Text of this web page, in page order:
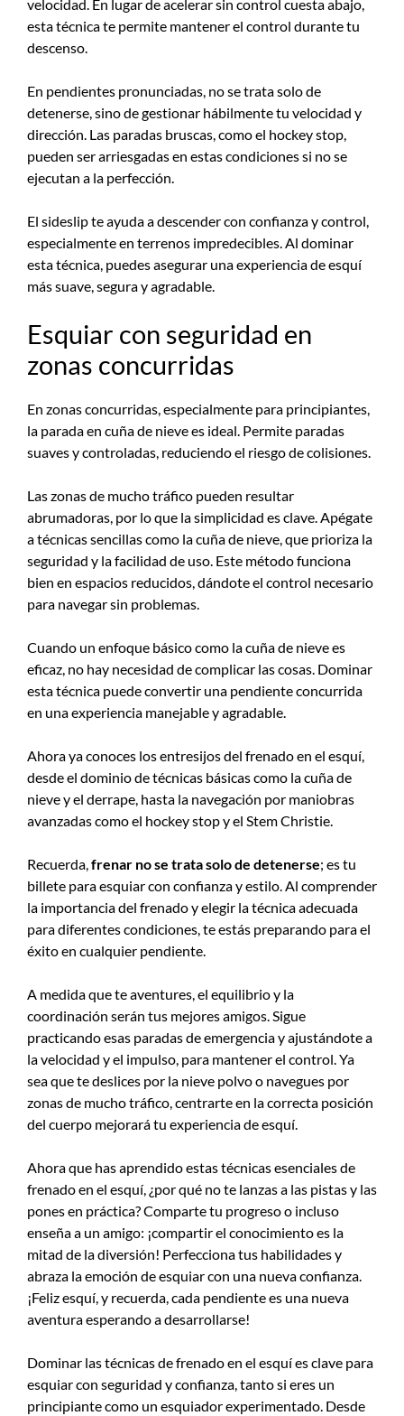
velocidad. En lugar de acelerar sin control cuesta abajo,
esta técnica te permite mantener el control durante tu
descenso.
En pendientes pronunciadas, no se trata solo de
detenerse, sino de gestionar hábilmente tu velocidad y
dirección. Las paradas bruscas, como el hockey stop,
pueden ser arriesgadas en estas condiciones si no se
ejecutan a la perfección.
El sideslip te ayuda a descender con confianza y control,
especialmente en terrenos impredecibles. Al dominar
esta técnica, puedes asegurar una experiencia de esquí
más suave, segura y agradable.
Esquiar con seguridad en
zonas concurridas
En zonas concurridas, especialmente para principiantes,
la parada en cuña de nieve es ideal. Permite paradas
suaves y controladas, reduciendo el riesgo de colisiones.
Las zonas de mucho tráfico pueden resultar
abrumadoras, por lo que la simplicidad es clave. Apégate
a técnicas sencillas como la cuña de nieve, que prioriza la
seguridad y la facilidad de uso. Este método funciona
bien en espacios reducidos, dándote el control necesario
para navegar sin problemas.
Cuando un enfoque básico como la cuña de nieve es
eficaz, no hay necesidad de complicar las cosas. Dominar
esta técnica puede convertir una pendiente concurrida
en una experiencia manejable y agradable.
Ahora ya conoces los entresijos del frenado en el esquí,
desde el dominio de técnicas básicas como la cuña de
nieve y el derrape, hasta la navegación por maniobras
avanzadas como el hockey stop y el Stem Christie.
Recuerda,frenar no se trata solo de detenerse; es tu
billete para esquiar con confianza y estilo. Al comprender
la importancia del frenado y elegir la técnica adecuada
para diferentes condiciones, te estás preparando para el
éxito en cualquier pendiente.
A medida que te aventures, el equilibrio y la
coordinación serán tus mejores amigos. Sigue
practicando esas paradas de emergencia y ajustándote a
la velocidad y el impulso, para mantener el control. Ya
sea que te deslices por la nieve polvo o navegues por
zonas de mucho tráfico, centrarte en la correcta posición
del cuerpo mejorará tu experiencia de esquí.
Ahora que has aprendido estas técnicas esenciales de
frenado en el esquí, ¿por qué no te lanzas a las pistas y las
pones en práctica? Comparte tu progreso o incluso
enseña a un amigo: ¡compartir el conocimiento es la
mitad de la diversión! Perfecciona tus habilidades y
abraza la emoción de esquiar con una nueva confianza.
¡Feliz esquí, y recuerda, cada pendiente es una nueva
aventura esperando a desarrollarse!
Dominar las técnicas de frenado en el esquí es clave para
esquiar con seguridad y confianza, tanto si eres un
principiante como un esquiador experimentado. Desde